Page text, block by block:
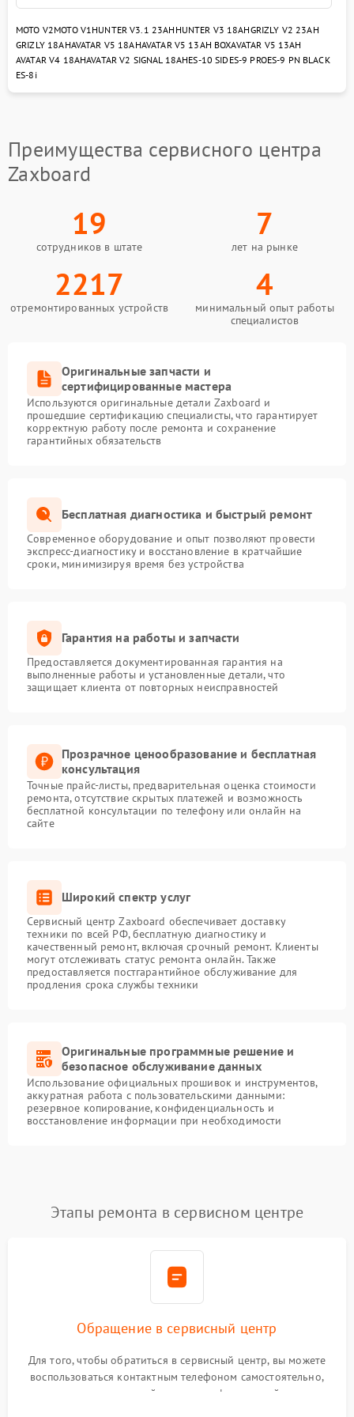
MOTO V2MOTO V1 HUNTER V3.1 23AH HUNTER V3 18AHGRIZLY V2 23AH
GRIZLY 18AHAVATAR V5 18AHAVATAR V5 13AH BOXAVATAR V5 13AH
AVATAR V4 18AHAVATAR V2 SIGNAL 18AHES-10 SIDES-9 PROES-9 PN BLACK
ES-8i
Преимущества сервисного центра
Zaxboard
19
сотрудников в штате
7
лет на рынке
2217
отремонтированных устройств
4
минимальный опыт работы
специалистов
Оригинальные запчасти и
сертифицированные мастера
Используются оригинальные детали Zaxboard и
прошедшие сертификацию специалисты, что гарантирует
корректную работу после ремонта и сохранение
гарантийных обязательств
Бесплатная диагностика и быстрый ремонт
Современное оборудование и опыт позволяют провести
экспресс-диагностику и восстановление в кратчайшие
сроки, минимизируя время без устройства
Гарантия на работы и запчасти
Предоставляется документированная гарантия на
выполненные работы и установленные детали, что
защищает клиента от повторных неисправностей
Прозрачное ценообразование и бесплатная
консультация
Точные прайс-листы, предварительная оценка стоимости
ремонта, отсутствие скрытых платежей и возможность
бесплатной консультации по телефону или онлайн на
сайте
Широкий спектр услуг
Сервисный центр Zaxboard обеспечивает доставку
техники по всей РФ, бесплатную диагностику и
качественный ремонт, включая срочный ремонт. Клиенты
могут отслеживать статус ремонта онлайн. Также
предоставляется постгарантийное обслуживание для
продления срока службы техники
Оригинальные программные решение и
безопасное обслуживание данных
Использование официальных прошивок и инструментов,
аккуратная работа с пользовательскими данными:
резервное копирование, конфиденциальность и
восстановление информации при необходимости
Этапы ремонта в сервисном центре
Обращение в сервисный центр
Для того, чтобы обратиться в сервисный центр, вы можете
воспользоваться контактным телефоном самостоятельно,
или оставить свой номер телефона на сайте